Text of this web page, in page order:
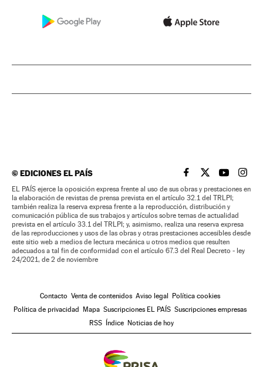
©EDICIONES EL PAÍS EL PAÍS BRASIL EN
EL PAÍSEL PAÍS
EL
EL PAÍS ejerce la oposición expresa frente al uso de sus obras y prestaciones en
la elaboración de revistas de prensa prevista en el artículo 32.1 del TRLPI;
también realiza la reserva expresa frente a la reproducción, distribución y
comunicación pública de sus trabajos y artículos sobre temas de actualidad
prevista en el artículo 33.1 del TRLPI; y, asimismo, realiza una reserva expresa
de las reproducciones y usos de las obras y otras prestaciones accesibles desde
este sitio web a medios de lectura mecánica u otros medios que resulten
adecuados a tal fin de conformidad con el artículo 67.3 del Real Decreto - ley
24/2021, de 2 de noviembre
Contacto Venta de contenidos Aviso legal
Política cookies
Política de privacidad
Mapa Suscripciones EL PAÍS Suscripciones empresas
RSS
Índice Noticias de hoy